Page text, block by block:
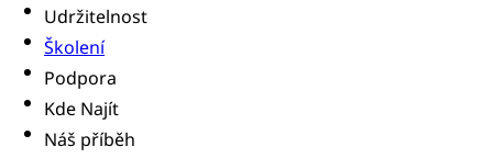
Udržitelnost
Školení
Podpora
Kde Najít
Náš příběh